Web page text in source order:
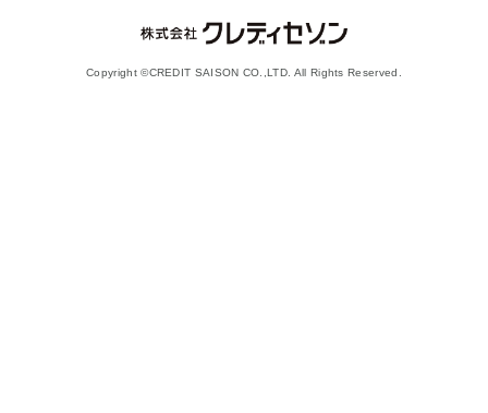
Copyright ©CREDIT SAISON CO.,LTD. All Rights Reserved.